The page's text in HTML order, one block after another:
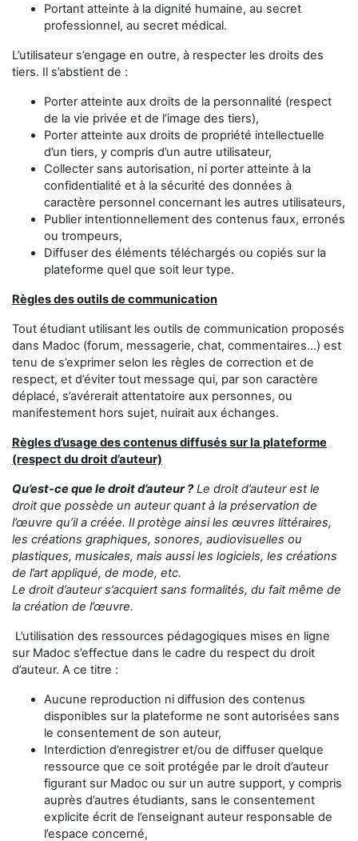
Portant atteinte à la dignité humaine, au secret
professionnel, au secret médical.
L’utilisateur s’engage en outre, à respecter les droits des
tiers. Il s’abstient de :
Porter atteinte aux droits de la personnalité (respect
de la vie privée et de l’image des tiers),
Porter atteinte aux droits de propriété intellectuelle
d’un tiers, y compris d’un autre utilisateur,
Collecter sans autorisation, ni porter atteinte à la
confidentialité et à la sécurité des données à
caractère personnel concernant les autres utilisateurs,
Publier intentionnellement des contenus faux, erronés
ou trompeurs,
Diffuser des éléments téléchargés ou copiés sur la
plateforme quel que soit leur type.
Règles des outils de communication
Tout étudiant utilisant les outils de communication proposés
dans Madoc (forum, messagerie, chat, commentaires...) est
tenu de s’exprimer selon les règles de correction et de
respect, et d’éviter tout message qui, par son caractère
déplacé, s’avérerait attentatoire aux personnes, ou
manifestement hors sujet, nuirait aux échanges.
Règles d’usage des contenus diffusés sur la plateforme
(respect du droit d’auteur)
Qu’est-ce que le droit d’auteur ?Le droit d’auteur est le
droit que possède un auteur quant à la préservation de
l’œuvre qu’il a créée. Il protège ainsi les œuvres littéraires,
les créations graphiques, sonores, audiovisuelles ou
plastiques, musicales, mais aussi les logiciels, les créations
de l’art appliqué, de mode, etc.
Le droit d’auteur s’acquiert sans formalités, du fait même de
la création de l’œuvre.
L’utilisation des ressources pédagogiques mises en ligne
sur Madoc s’effectue dans le cadre du respect du droit
d’auteur. A ce titre :
Aucune reproduction ni diffusion des contenus
disponibles sur la plateforme ne sont autorisées sans
le consentement de son auteur,
Interdiction d’enregistrer et/ou de diffuser quelque
ressource que ce soit protégée par le droit d’auteur
figurant sur Madoc ou sur un autre support, y compris
auprès d’autres étudiants, sans le consentement
explicite écrit de l’enseignant auteur responsable de
l’espace concerné,